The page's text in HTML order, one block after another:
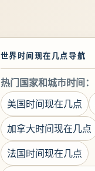
世界时间现在几点导航
热门国家和城市时间：
美国时间现在几点
加拿大时间现在几点
法国时间现在几点